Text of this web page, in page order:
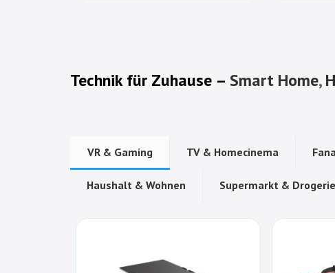
Technik für Zuhause – Smart Home,
VR & Gaming TV & Homecinema
Haushalt & Wohnen Supermarkt & Drogerie